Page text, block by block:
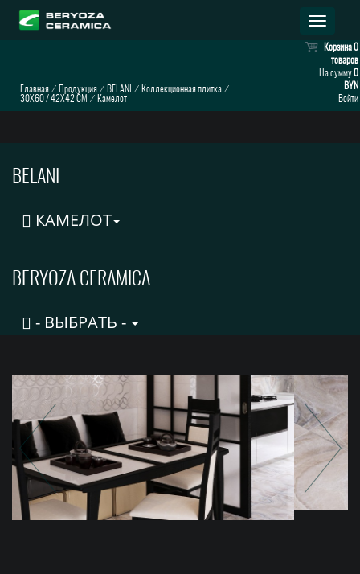
Раскрыть
Главная ⁄ Продукция ⁄ BELANI ⁄ Коллекционная плитка ⁄
30X60 / 42X42 CM ⁄ Камелот
Корзина0
товаров
На сумму0
BYN
Войти
BELANI
КАМЕЛОТ
BERYOZA CERAMICA
- ВЫБРАТЬ -